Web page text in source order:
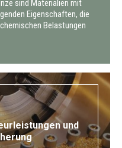
sind Materialien mit
Eigenschaften, die
Belastungen
und